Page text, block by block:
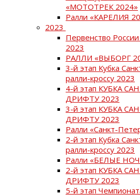
«МОТОТРЕК 2024»
Ралли «КАРЕЛИЯ
2023
Первенство
2023
РАЛЛИ «ВЫБОРГ
3-й этап Кубка
ралли-кроссу 2023
4-й этап КУБКА
ДРИФТУ 2023
3-й этап КУБКА
ДРИФТУ 2023
Ралли «Санкт-
2-й этап Кубка
ралли-кроссу 2023
Ралли «БЕЛЫЕ
2-й этап КУБКА
ДРИФТУ 2023
5-й этап